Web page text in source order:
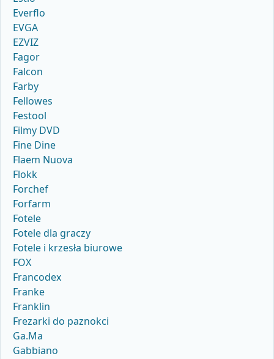
Everflo
EVGA
EZVIZ
Fagor
Falcon
Farby
Fellowes
Festool
Filmy DVD
Fine Dine
Flaem Nuova
Flokk
Forchef
Forfarm
Fotele
Fotele dla graczy
Fotele i krzesła biurowe
FOX
Francodex
Franke
Franklin
Frezarki do paznokci
Ga.Ma
Gabbiano